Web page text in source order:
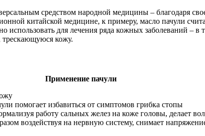
средством народной медицины – благодаря
китайской медицине, к примеру, масло пачули
для лечения ряда кожных заболеваний –
трескающуюся кожу.
Применение пачули
помогает избавиться от симптомов грибка стопы
работу сальных желез на коже головы, делает
воздействуя на нервную систему, снимает